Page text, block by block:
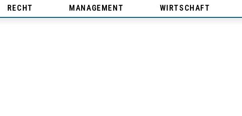
RECHT MANAGEMENT WIRTSCHAFT